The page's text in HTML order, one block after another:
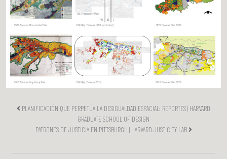
PLANIFICACIÓN QUE PERPETÚA LA DESIGUALDAD ESPACIAL: REPORTES | HARVARD
GRADUATE SCHOOL OF DESIGN
PATRONES DE JUSTICIA EN PITTSBURGH | HARVARD JUST CITY LAB